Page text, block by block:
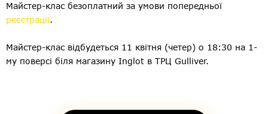
Майстер-клас безоплатний за умови попередньої
реєстрації.
Майстер-клас відбудеться 11 квітня (четер) о 18:30 на 1-
му поверсі біля магазину Inglot в ТРЦ Gulliver.